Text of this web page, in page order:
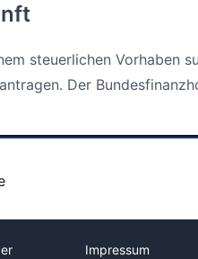
steuerlichen Vorhaben
Der
Impressum